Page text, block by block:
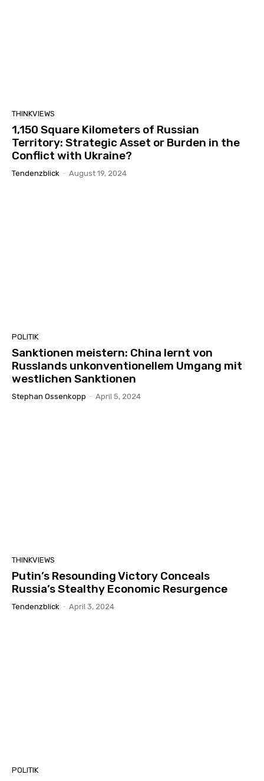
THINKVIEWS
1,150 Square Kilometers of Russian
Territory: Strategic Asset or Burden in the
Conflict with Ukraine?
Tendenzblick - August 19, 2024
POLITIK
Sanktionen meistern: China lernt von
Russlands unkonventionellem Umgang mit
westlichen Sanktionen
Stephan Ossenkopp - April 5, 2024
THINKVIEWS
Putin’s Resounding Victory Conceals
Russia’s Stealthy Economic Resurgence
Tendenzblick - April 3, 2024
POLITIK